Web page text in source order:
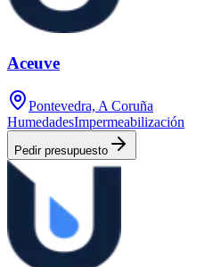
Aceuve
Pontevedra, A Coruña
HumedadesImpermeabilización
Pedir presupuesto